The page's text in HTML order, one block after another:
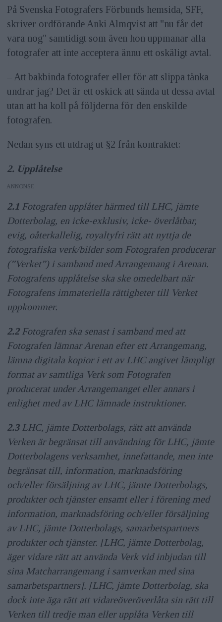
På Svenska Fotografers Förbunds hemsida, SFF,
skriver ordförande Anki Almqvist att "nu får det
vara nog" samtidigt som även hon uppmanar alla
fotografer att inte acceptera ännu ett oskäligt avtal.
– Att bakbinda fotografer eller för att slippa tänka
undrar jag? Det är ett oskick att sända ut dessa avtal
utan att ha koll på följderna för den enskilde
fotografen.
Nedan syns ett utdrag ut §2 från kontraktet:
2. Upplåtelse
ANNONS
2.1Fotografen upplåter härmed till LHC, jämte
Dotterbolag, en icke-exklusiv, icke- överlåtbar,
evig, oåterkallelig, royaltyfri rätt att nyttja de
fotografiska verk/bilder som Fotografen producerar
(”Verket”) i samband med Arrangemang i Arenan.
Fotografens upplåtelse ska ske omedelbart när
Fotografens immateriella rättigheter till Verket
uppkommer.
2.2Fotografen ska senast i samband med att
Fotografen lämnar Arenan efter ett Arrangemang,
lämna digitala kopior i ett av LHC angivet lämpligt
format av samtliga Verk som Fotografen
producerat under Arrangemanget eller annars i
enlighet med av LHC lämnade instruktioner.
2.3LHC, jämte Dotterbolags, rätt att använda
Verken är begränsat till användning för LHC, jämte
Dotterbolagens verksamhet, innefattande, men inte
begränsat till, information, marknadsföring
och/eller försäljning av LHC, jämte Dotterbolags,
produkter och tjänster ensamt eller i förening med
information, marknadsföring och/eller försäljning
av LHC, jämte Dotterbolags, samarbetspartners
produkter och tjänster. [LHC, jämte Dotterbolag,
äger vidare rätt att använda Verk vid inbjudan till
sina Matcharrangemang i samverkan med sina
samarbetspartners]. [LHC, jämte Dotterbolag, ska
dock inte äga rätt att vidareöveröverlåta sin rätt till
Verken till tredje man eller upplåta Verken till